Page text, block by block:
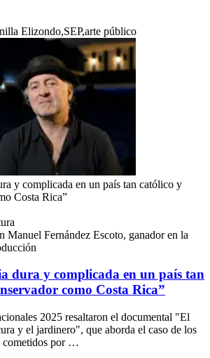
Elizondo,SEP,arte público
y complicada en un país tan católico y
Costa Rica”
Manuel Fernández Escoto, ganador en la
dura y complicada en un país tan
como Costa Rica”
2025 resaltaron el documental "El
y el jardinero", que aborda el caso de los
cometidos por …